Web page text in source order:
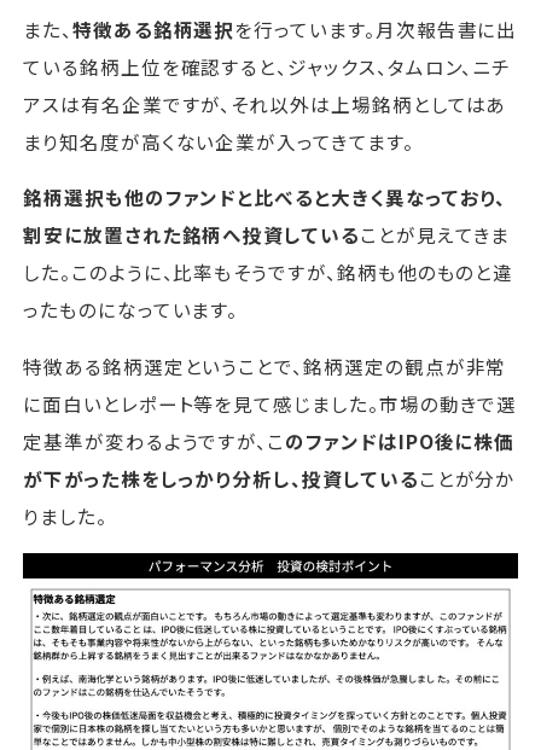
また、 特徴ある銘柄選択を行っています。月次報告書に出
ている銘柄上位を確認すると、ジャックス、タムロン、ニチ
アスは有名企業ですが、それ以外は上場銘柄としてはあ
まり知名度が高くない企業が入ってきてます。
銘柄選択も他のファンドと比べると大きく異なっており、
割安に放置された銘柄へ投資していることが見えてきま
した。このように、比率もそうですが、銘柄も他のものと違
ったものになっています。
特徴ある銘柄選定ということで、銘柄選定の観点が非常
に面白いとレポート等を見て感じました。市場の動きで選
定基準が変わるようですが、このファンドはIPO後に株価
が下がった株をしっかり分析し、投資していることが分か
りました。